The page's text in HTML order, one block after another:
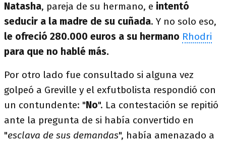
Natasha, pareja de su hermano, e intentó
seducir a la madre de su cuñada. Y no solo eso,
le ofreció 280.000 euros a su hermano Rhodri
para que no hablé más.
Por otro lado fue consultado si alguna vez
golpeó a Greville y el exfutbolista respondió con
un contundente: "No". La contestación se repitió
ante la pregunta de si había convertido en
"esclava de sus demandas", había amenazado a